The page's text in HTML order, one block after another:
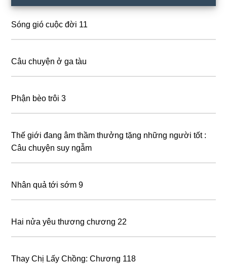
Sidebar
Sóng gió cuộc đời 11
Câu chuyện ở ga tàu
Phận bèo trôi 3
Thế giới đang âm thầm thưởng tặng những người tốt :
Câu chuyện suy ngẫm
Nhân quả tới sớm 9
Hai nửa yêu thương chương 22
Thay Chị Lấy Chồng: Chương 118